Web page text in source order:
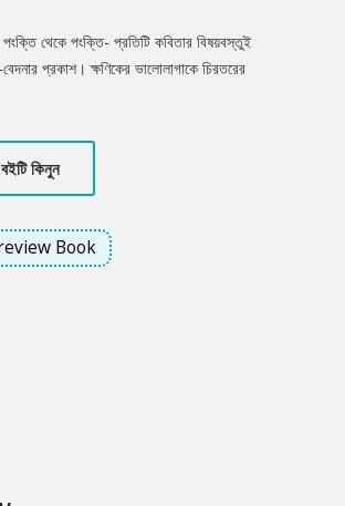
পংক্তি থেকে পংক্তি- প্রতিটি কবিতার বিষয়বস্তুই
প্রকাশ। ক্ষণিকের ভালোলাগাকে চিরতরের
সব মিলিয়ে চিরন্তন ভালোবাসার কাব্যিক
বইটি কিনুন
Book